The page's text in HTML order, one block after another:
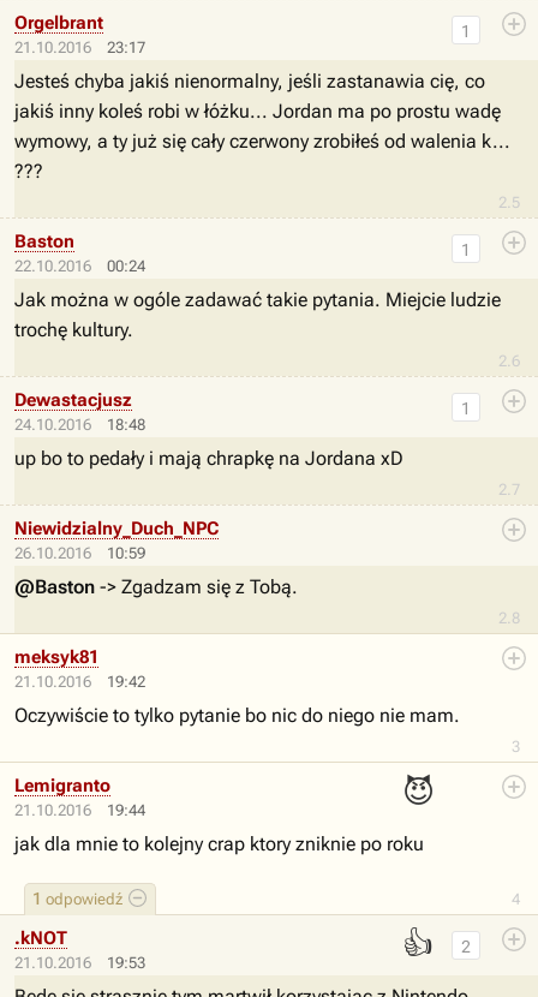
21.10.2016 23:17
2.5
1
Orgelbrant
Jesteś chyba jakiś nienormalny, jeśli zastanawia cię, co
jakiś inny koleś robi w łóżku... Jordan ma po prostu wadę
wymowy, a ty już się cały czerwony zrobiłeś od walenia k...
???
22.10.2016 00:24
2.6
1
Baston
Jak można w ogóle zadawać takie pytania. Miejcie ludzie
trochę kultury.
24.10.2016 18:48
2.7
1
Dewastacjusz
up bo to pedały i mają chrapkę na Jordana xD
26.10.2016 10:59
2.8
Niewidzialny_Duch_NPC
@Baston -> Zgadzam się z Tobą.
21.10.2016 19:42
3
meksyk81
Oczywiście to tylko pytanie bo nic do niego nie mam.
21.10.2016 19:44
😈
4
1 odpowiedź
Lemigranto
jak dla mnie to kolejny crap ktory zniknie po roku
21.10.2016 19:53
👍 2
.kNOT